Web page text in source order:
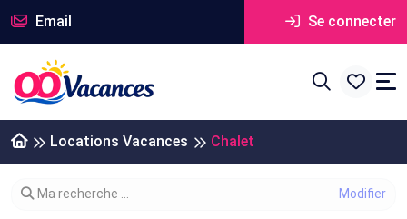
Email Se connecter
Locations Vacances Chalet
Modifier votre recherche
Ma recherche ...